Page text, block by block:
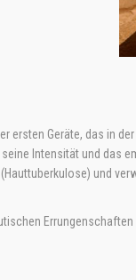
ersten Geräte, das in
Intensität und das
und